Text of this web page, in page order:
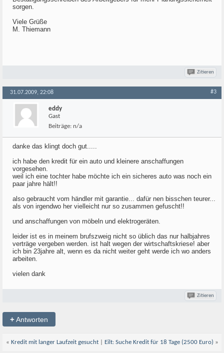
sorgen.
Viele Grüße
M. Thiemann
Zitieren
31.07.2009, 22:08 #3
eddy
Gast
Beiträge: n/a
danke das klingt doch gut.....
ich habe den kredit für ein auto und kleinere anschaffungen
vorgesehen.
weil ich eine tochter habe möchte ich ein sicheres auto was noch ein
paar jahre hält!!
also gebraucht vom händler mit garantie... dafür nen bisschen teurer...
als von irgendwo her vielleicht nur so zusammen gefuscht!!
und anschaffungen von möbeln und elektrogeräten.
leider ist es in meinem brufszweig nicht so üblich das nur halbjahres
verträge vergeben werden. ist halt wegen der wirtschaftskriese! aber
ich bin 23jahre alt, wenn es da nicht weiter geht werde ich wo anders
arbeiten.
vielen dank
Zitieren
+Antworten
« Kredit mit langer Laufzeit gesucht| Eilt: Suche Kredit für 18 Tage (2500 Euro) »